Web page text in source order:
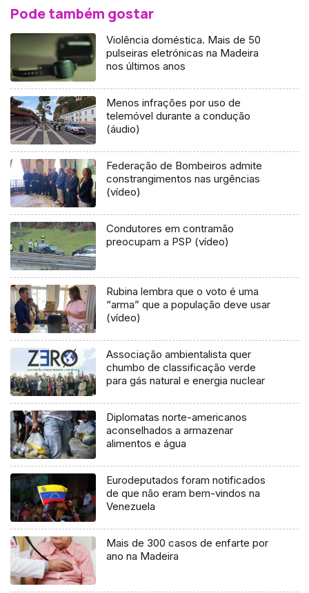
Pode também gostar
Violência doméstica. Mais de 50
pulseiras eletrónicas na Madeira
nos últimos anos
Menos infrações por uso de
telemóvel durante a condução
(áudio)
Federação de Bombeiros admite
constrangimentos nas urgências
(vídeo)
Condutores em contramão
preocupam a PSP (vídeo)
Rubina lembra que o voto é uma
“arma” que a população deve usar
(vídeo)
Associação ambientalista quer
chumbo de classificação verde
para gás natural e energia nuclear
Diplomatas norte-americanos
aconselhados a armazenar
alimentos e água
Eurodeputados foram notificados
de que não eram bem-vindos na
Venezuela
Mais de 300 casos de enfarte por
ano na Madeira